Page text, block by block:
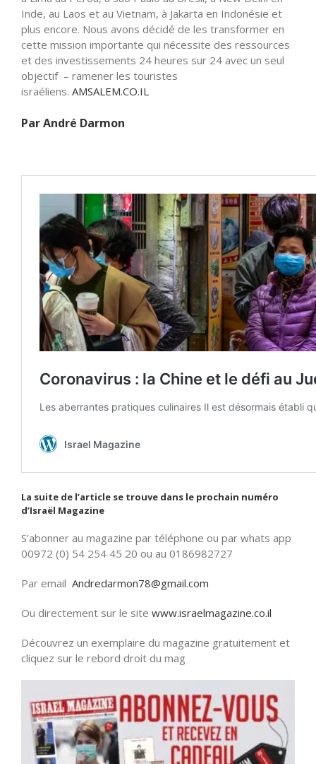
Inde, au Laos et au Vietnam, à Jakarta en Indonésie et
plus encore. Nous avons décidé de les transformer en
cette mission importante qui nécessite des ressources
et des investissements 24 heures sur 24 avec un seul
objectif – ramener les touristes
israéliens. AMSALEM.CO.IL
Par André Darmon
La suite de l’article se trouve dans le prochain numéro
d’Israël Magazine
S’abonner au magazine par téléphone ou par whats app
00972 (0) 54 254 45 20 ou au 0186982727
Par email Andredarmon78@gmail.com
Ou directement sur le site www.israelmagazine.co.il
Découvrez un exemplaire du magazine gratuitement et
cliquez sur le rebord droit du mag